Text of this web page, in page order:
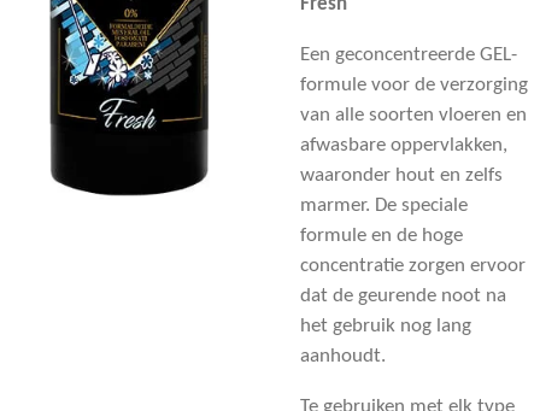
Fresh
Een geconcentreerde GEL-
formule voor de verzorging
van alle soorten vloeren en
afwasbare oppervlakken,
waaronder hout en zelfs
marmer. De speciale
formule en de hoge
concentratie zorgen ervoor
dat de geurende noot na
het gebruik nog lang
aanhoudt.
Te gebruiken met elk type